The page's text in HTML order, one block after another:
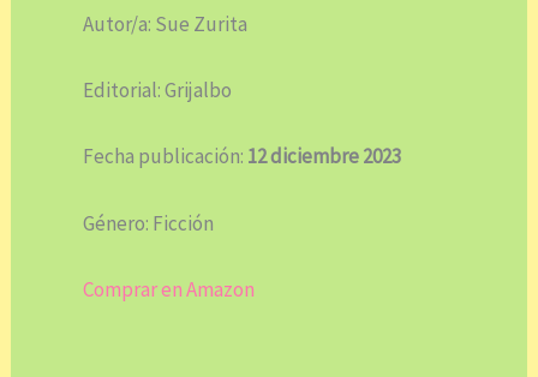
Autor/a: Sue Zurita
Editorial: Grijalbo
Fecha publicación: 12 diciembre 2023
Género: Ficción
Comprar en Amazon